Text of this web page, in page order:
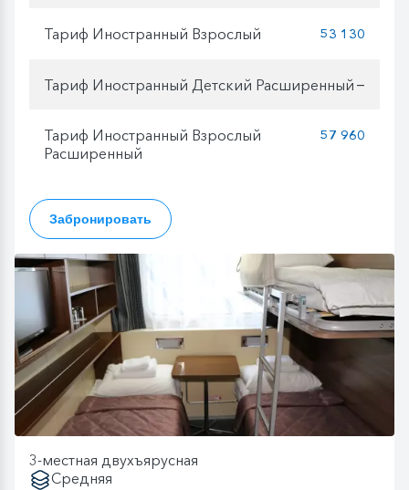
Тариф Иностранный Взрослый 53 130
Тариф Иностранный Детский Расширенный —
Тариф Иностранный Взрослый
Расширенный
57 960
Забронировать
3-местная двухъярусная
Средняя